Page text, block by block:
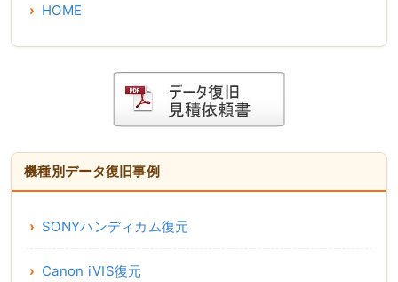
HOME
機種別データ復旧事例
SONYハンディカム復元
Canon iVIS復元